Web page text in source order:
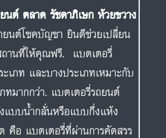
นต์ ตลาด รัชดาภิเษก ห้วยขวาง
ยนต์โชคบัญชา ยินดีช่วยเปลี่ยน
านที่ให้คุณฟรี. แบตเตอรี่
เภท และบางประเภทเหมาะกับ
ทมากกว่า. แบตเตอรี่รถยนต์
แบบน้ำกลั่นหรือแบบกึ่งแห้ง
คือ แบตเตอรี่ที่ผ่านการคัดสรร